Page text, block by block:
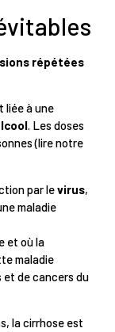
répétées
liée à une
. Les doses
(lire notre
par levirus,
maladie
et où la
maladie
et de cancers du
la cirrhose est